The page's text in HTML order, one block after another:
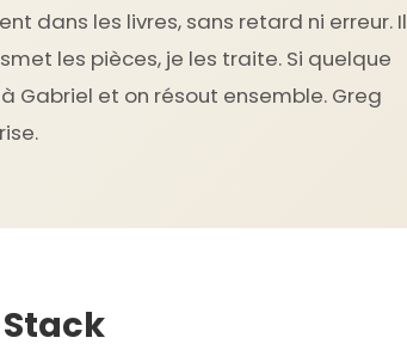
dans les livres, sans retard ni erreur. Il
les pièces, je les traite. Si quelque
Gabriel et on résout ensemble. Greg